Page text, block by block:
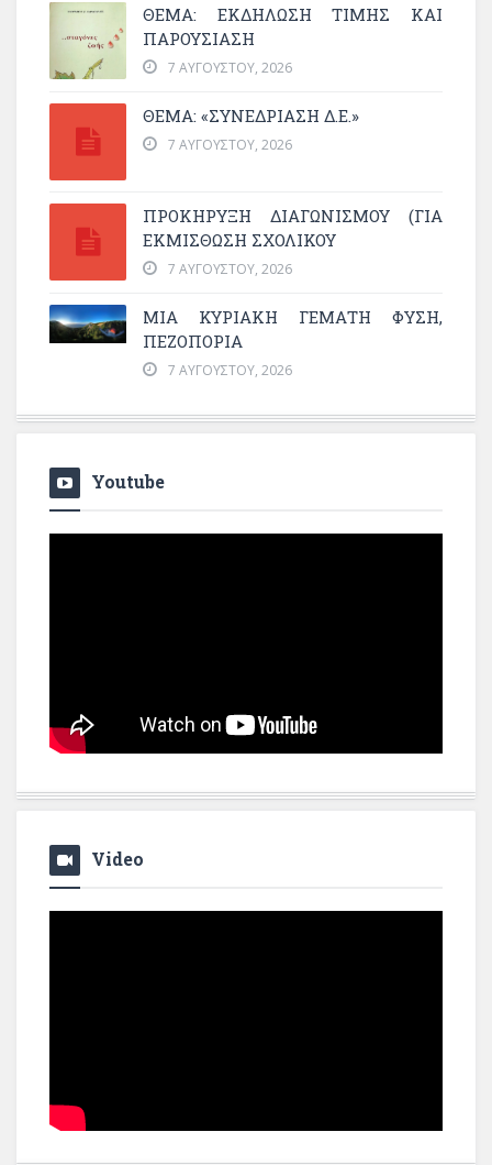
ΘΈΜΑ: ΕΚΔΉΛΩΣΗ ΤΙΜΉΣ ΚΑΙ
ΠΑΡΟΥΣΊΑΣΗ
7 ΑΥΓΟΎΣΤΟΥ, 2026
ΘΕΜΑ: «ΣΥΝΕΔΡΊΑΣΗ Δ.Ε.»
7 ΑΥΓΟΎΣΤΟΥ, 2026
ΠΡΟΚΗΡΥΞΗ ΔΙΑΓΩΝΙΣΜΟΥ (ΓΙΑ
ΕΚΜΊΣΘΩΣΗ ΣΧΟΛΙΚΟΎ
7 ΑΥΓΟΎΣΤΟΥ, 2026
ΜΙΑ ΚΥΡΙΑΚΉ ΓΕΜΆΤΗ ΦΎΣΗ,
ΠΕΖΟΠΟΡΊΑ
7 ΑΥΓΟΎΣΤΟΥ, 2026
Youtube
Video